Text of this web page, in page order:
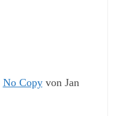
No Copyvon Jan